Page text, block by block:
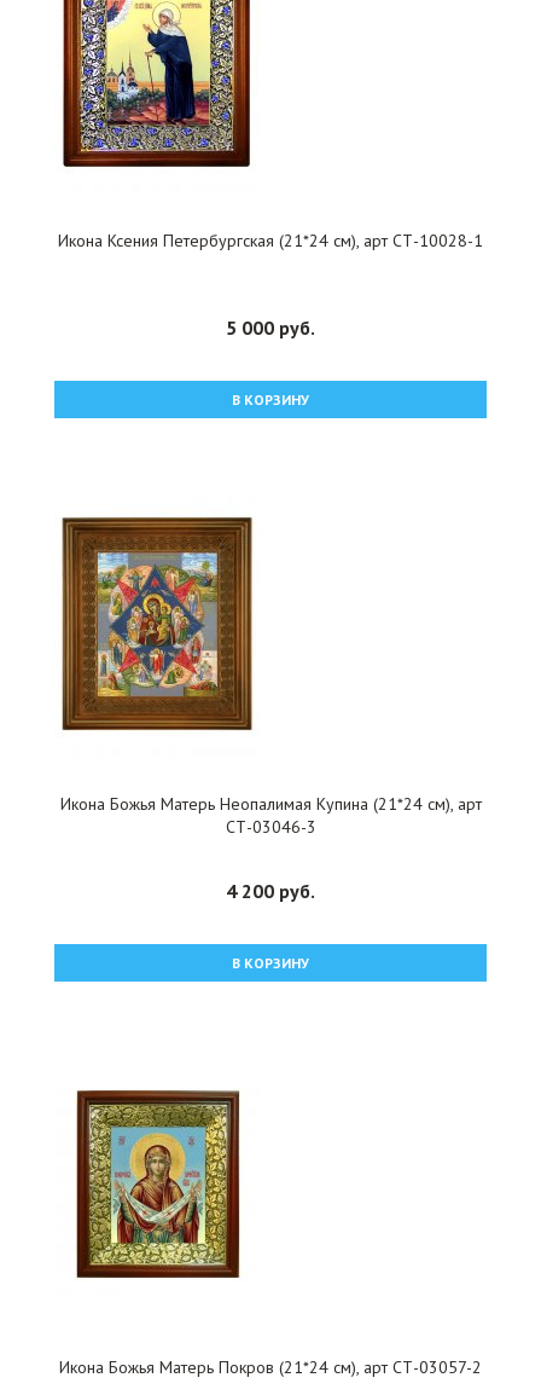
Икона Ксения Петербургская (21*24 см), арт СТ-10028-1
5 000 руб.
В КОРЗИНУ
Икона Божья Матерь Неопалимая Купина (21*24 см), арт
СТ-03046-3
4 200 руб.
В КОРЗИНУ
Икона Божья Матерь Покров (21*24 см), арт СТ-03057-2